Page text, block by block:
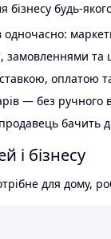
будь-
та
оплатою
— без ручного
бачить
і бізнесу
для дому,